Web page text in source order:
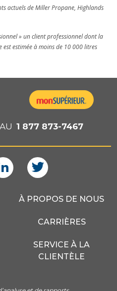
actuels de Miller Propane, Highlands
» un client professionnel dont la
estimée à moins de 10 000 litres
1 877 873-7467
À PROPOS DE NOUS
CARRIÈRES
SERVICE À LA
CLIENTÈLE